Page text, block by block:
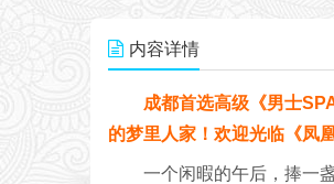
内容详情
成都首选高级《男士
的梦里人家！欢迎光临《凤
一个闲暇的午后，捧一